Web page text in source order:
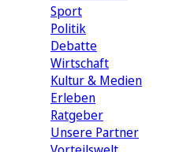
Sport
Politik
Debatte
Wirtschaft
Kultur & Medien
Erleben
Ratgeber
Unsere Partner